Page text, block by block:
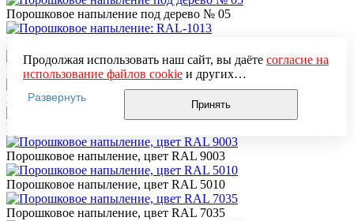
Порошковое напыление под дерево № 05
Порошковое напыление: RAL-1013
Порошковое напыление, цвет: медь
Порошковое напыление, цвет: бронза
Порошковое напыление, цвет: бронза антик 16
Порошковое напыление, цвет RAL 9003
Порошковое напыление, цвет RAL 5010
Порошковое напыление, цвет RAL 7035
Продолжая использовать наш сайт, вы даёте согласие на
использование файлов cookieи других
пользовательских данных (включая IP-адрес, сведения о
местоположении, устройстве, действиях на сайте и т. п.)
для функционирования сайта, проведения
использования систем аналитики (например,
Яндекс.Метрика), в соответствии с нашей
обработки персональных данных.
Если вы не хотите, чтобы ваши данные обрабатывались,
настройте ограничения в браузере или покиньте сайт.
Развернуть
Принять